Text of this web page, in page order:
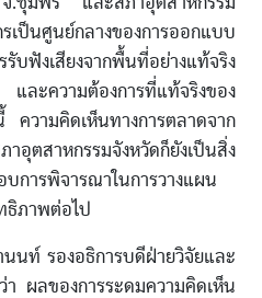
เป็นศูนย์กลางของการออกแบบ
ฟังเสียงจากพื้นที่อย่างแท้จริง
ะความต้องการที่แท้จริงของ
วามคิดเห็นทางการตลาดจาก
ตสาหกรรมจังหวัดก็ยังเป็นสิ่ง
การพิจารณาในการวางแผน
ธิภาพต่อไป
องอธิการบดีฝ่ายวิจัยและ
ผลของการระดมความคิดเห็น